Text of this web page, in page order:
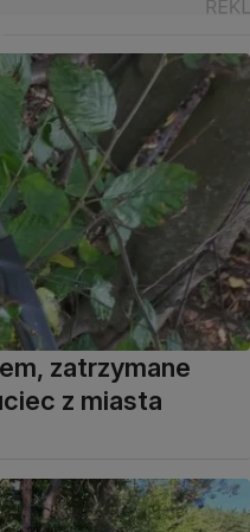
zatrzymane
z miasta